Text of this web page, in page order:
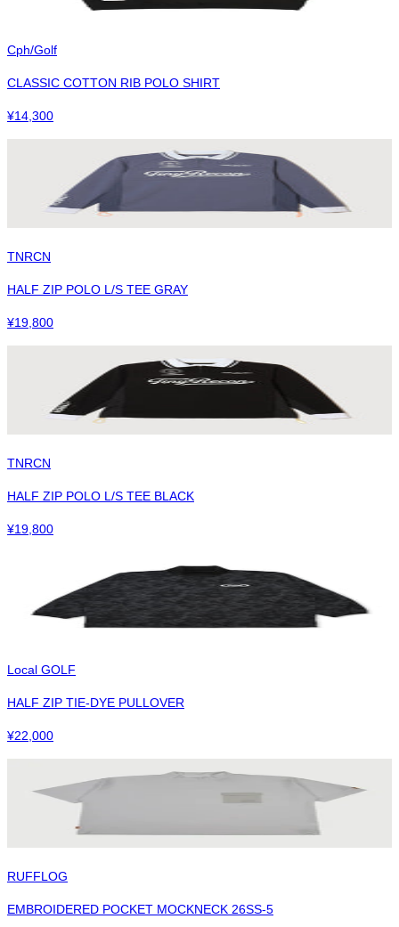
Cph/Golf
CLASSIC COTTON RIB POLO SHIRT
¥14,300
TNRCN
HALF ZIP POLO L/S TEE GRAY
¥19,800
TNRCN
HALF ZIP POLO L/S TEE BLACK
¥19,800
Local GOLF
HALF ZIP TIE-DYE PULLOVER
¥22,000
RUFFLOG
EMBROIDERED POCKET MOCKNECK 26SS-5